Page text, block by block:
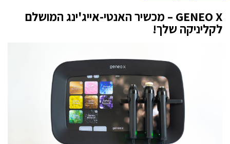
GENEO X – מכשיר האנטי-אייג'ינג המושלם
לקליניקה שלך!